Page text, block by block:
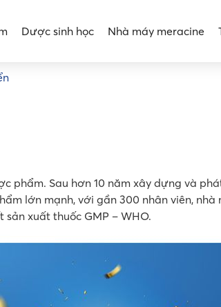
Dược sinh học Nhà máy meracine
phẩm. Sau hơn 10 năm xây dựng và
lớn mạnh, với gần 300 nhân viên, nhà
xuất thuốc GMP – WHO.